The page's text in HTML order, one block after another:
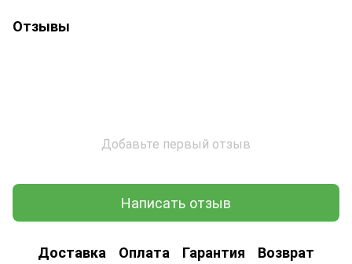
Отзывы
Добавьте первый отзыв
Написать отзыв
Доставка Оплата Гарантия Возврат